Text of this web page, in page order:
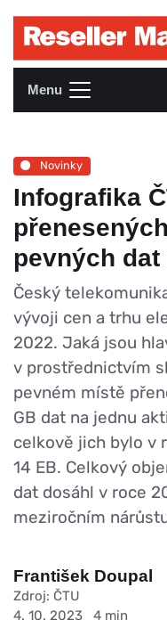
Menu
Novinky
Infografika
pevných
Český
vývoji cen a trhu
2022. Jaká jsou
v prostřednictvím
pevném místě
GB dat na jednu
celkově jich bylo v
14 EB. Celkový
dat dosáhl v roce
meziročním
František Doupal
Zdroj: ČTU
4. 10. 2023
4 min